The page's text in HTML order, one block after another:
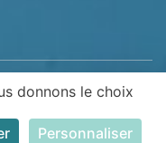
donnons le choix
Personnaliser